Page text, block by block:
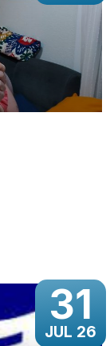
31
JUL 26